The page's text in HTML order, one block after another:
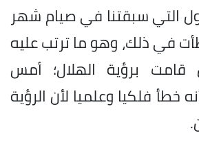
التي سبقتنا في صيام شهر
في ذلك، وهو ما ترتب عليه
برؤية الهلال؛ أمس
خطأ فلكيا وعلميا لأن الرؤية